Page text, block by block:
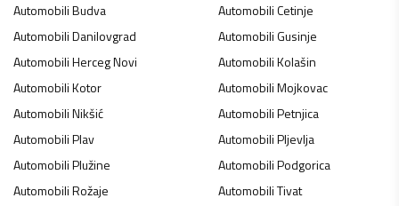
AutomobiliBudva AutomobiliCetinje
AutomobiliDanilovgrad AutomobiliGusinje
AutomobiliHerceg Novi AutomobiliKolašin
AutomobiliKotor AutomobiliMojkovac
AutomobiliNikšić AutomobiliPetnjica
AutomobiliPlav AutomobiliPljevlja
AutomobiliPlužine AutomobiliPodgorica
AutomobiliRožaje AutomobiliTivat